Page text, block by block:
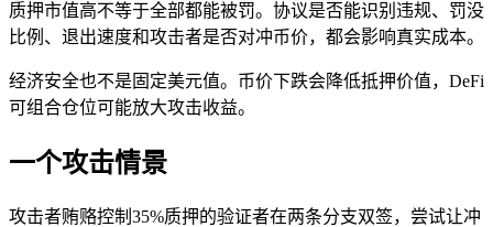
质押市值高不等于全部都能被罚。协议是否能识别违规、罚没
比例、退出速度和攻击者是否对冲币价，都会影响真实成本。
经济安全也不是固定美元值。币价下跌会降低抵押价值，DeFi
可组合仓位可能放大攻击收益。
一个攻击情景
攻击者贿赂控制35%质押的验证者在两条分支双签，尝试让冲